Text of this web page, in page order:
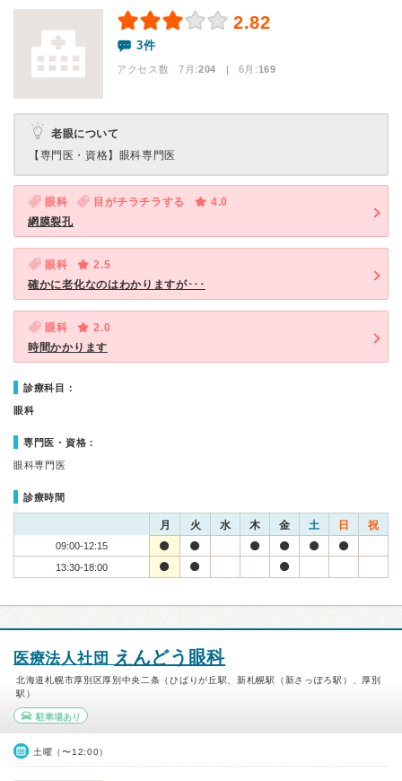
2.82
3件
アクセス数 7月:204 | 6月:169
老眼について
【専門医・資格】 眼科専門医
眼科 目がチラチラする
4.0
網膜裂孔
眼科
2.5
確かに老化なのはわかりますが･･･
眼科
2.0
時間かかります
診療科目：
眼科
専門医・資格：
眼科専門医
診療時間
月 火 水 木 金 土 日 祝
09:00-12:15
13:30-18:00
医療法人社団 えんどう眼科
北海道札幌市厚別区厚別中央二条（ひばりが丘駅、新札幌駅（新さっぽろ駅）、厚別
駅）
駐車場あり
土曜（〜12:00）